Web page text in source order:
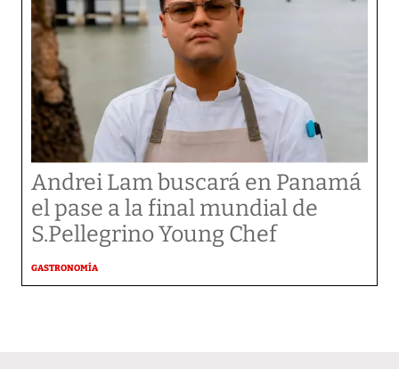
Andrei Lam buscará en Panamá
el pase a la final mundial de
S.Pellegrino Young Chef
GASTRONOMÍA